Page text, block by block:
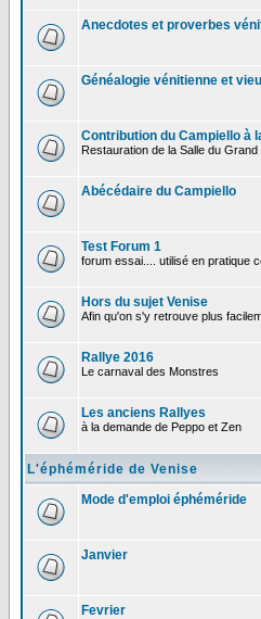
Anecdotes et proverbes
Généalogie vénitienne et
Contribution du Campiello à
Restauration de la Salle du
Abécédaire du Campiello
Test Forum 1
forum essai.... utilisé en pratique
Hors du sujet Venise
Afin qu'on s'y retrouve plus
Rallye 2016
Le carnaval des Monstres
Les anciens Rallyes
à la demande de Peppo et Zen
L'éphéméride de Venise
Mode d'emploi éphéméride
Janvier
Fevrier